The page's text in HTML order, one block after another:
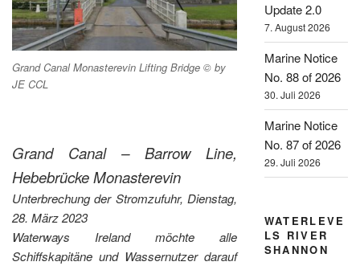
Grand Canal Monasterevin Lifting Bridge © by
JE CCL
Grand Canal – Barrow Line,
Hebebrücke Monasterevin
Unterbrechung der Stromzufuhr, Dienstag,
28. März 2023
Waterways Ireland möchte alle
Schiffskapitäne und Wassernutzer darauf
Update 2.0
7. August 2026
Marine Notice
No. 88 of 2026
30. Juli 2026
Marine Notice
No. 87 of 2026
29. Juli 2026
WATERLEVE
LS RIVER
SHANNON